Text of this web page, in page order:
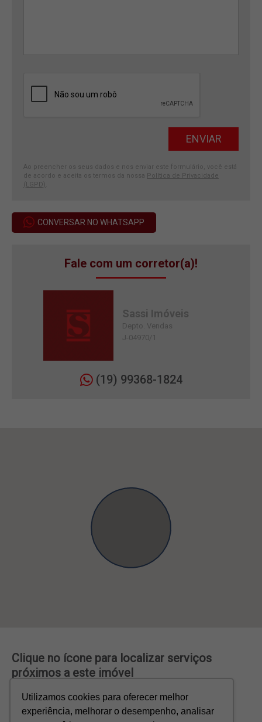
Ao preencher os seus dados e nos enviar este formulário, você está
de acordo e aceita os termos da nossa Política de Privacidade
(LGPD)
CONVERSAR NO WHATSAPP
Fale com um corretor(a)!
Sassi Imóveis
Depto. Vendas
J-04970/1
(19) 99368-1824